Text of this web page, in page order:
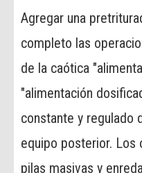
Agregar una
completo las
de la caótica
"alimentación
constante y regulado
equipo posterior. Los
pilas masivas y